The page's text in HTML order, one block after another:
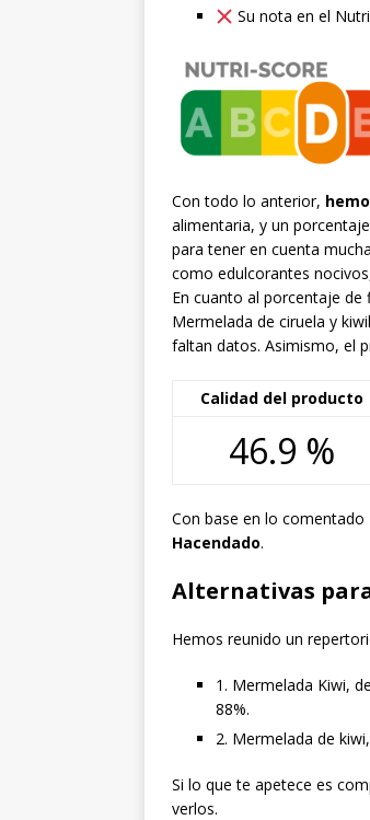
Su nota en el
Con todo lo anterior,
alimentaria, y un
para tener en cuenta
como edulcorantes
En cuanto al porcentaje
Mermelada de ciruela y
faltan datos. Asimismo, el
Calidad del producto
46.9 %
Con base en lo comentado
Hacendado.
Alternativas
Hemos reunido un
1. Mermelada Kiwi,
88%.
2. Mermelada de
Si lo que te apetece es
verlos.